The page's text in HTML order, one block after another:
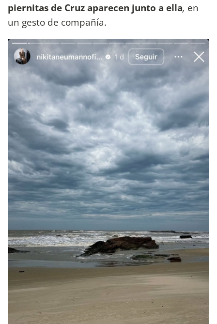
piernitas de Cruz aparecen junto a ella, en
un gesto de compañía.